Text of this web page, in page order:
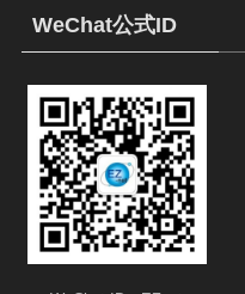
WeChat公式ID